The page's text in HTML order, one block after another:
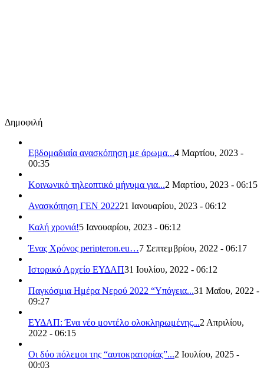
Δημοφιλή
Εβδομαδιαία ανασκόπηση με άρωμα...4 Μαρτίου, 2023 -
00:35
Κοινωνικό τηλεοπτικό μήνυμα για...2 Μαρτίου, 2023 - 06:15
Ανασκόπηση ΓΕΝ 202221 Ιανουαρίου, 2023 - 06:12
Καλή χρονιά!5 Ιανουαρίου, 2023 - 06:12
Ένας Χρόνος peripteron.eu…7 Σεπτεμβρίου, 2022 - 06:17
Ιστορικό Αρχείο ΕΥΔΑΠ31 Ιουλίου, 2022 - 06:12
Παγκόσμια Ημέρα Νερού 2022 “Υπόγεια...31 Μαΐου, 2022 -
09:27
ΕΥΔΑΠ: Ένα νέο μοντέλο ολοκληρωμένης...2 Απριλίου,
2022 - 06:15
Οι δύο πόλεμοι της “αυτοκρατορίας”...2 Ιουλίου, 2025 -
00:03